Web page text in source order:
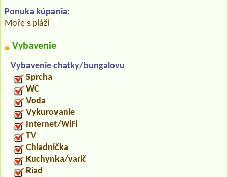
Ponuka kúpania:
Moře s pláží
Vybavenie
Vybavenie chatky/bungalovu
Sprcha
WC
Voda
Vykurovanie
Internet/WiFi
TV
Chladnička
Kuchynka/varič
Riad